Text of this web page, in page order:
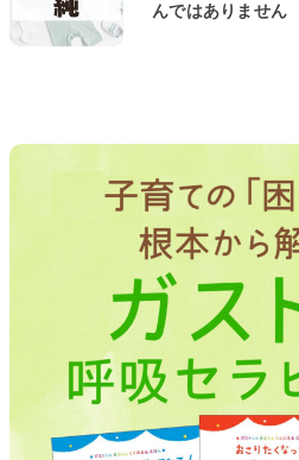
んではありません